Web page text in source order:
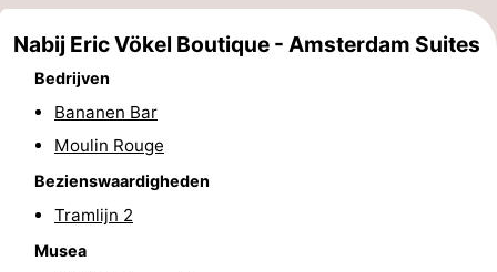
Kerken
-
Rondvaarten
Experiences
Dorpen
Nabij Eric Vökel Boutique - Amsterdam Suites
Bedrijven
Bananen Bar
Moulin Rouge
Bezienswaardigheden
Tramlijn 2
Musea